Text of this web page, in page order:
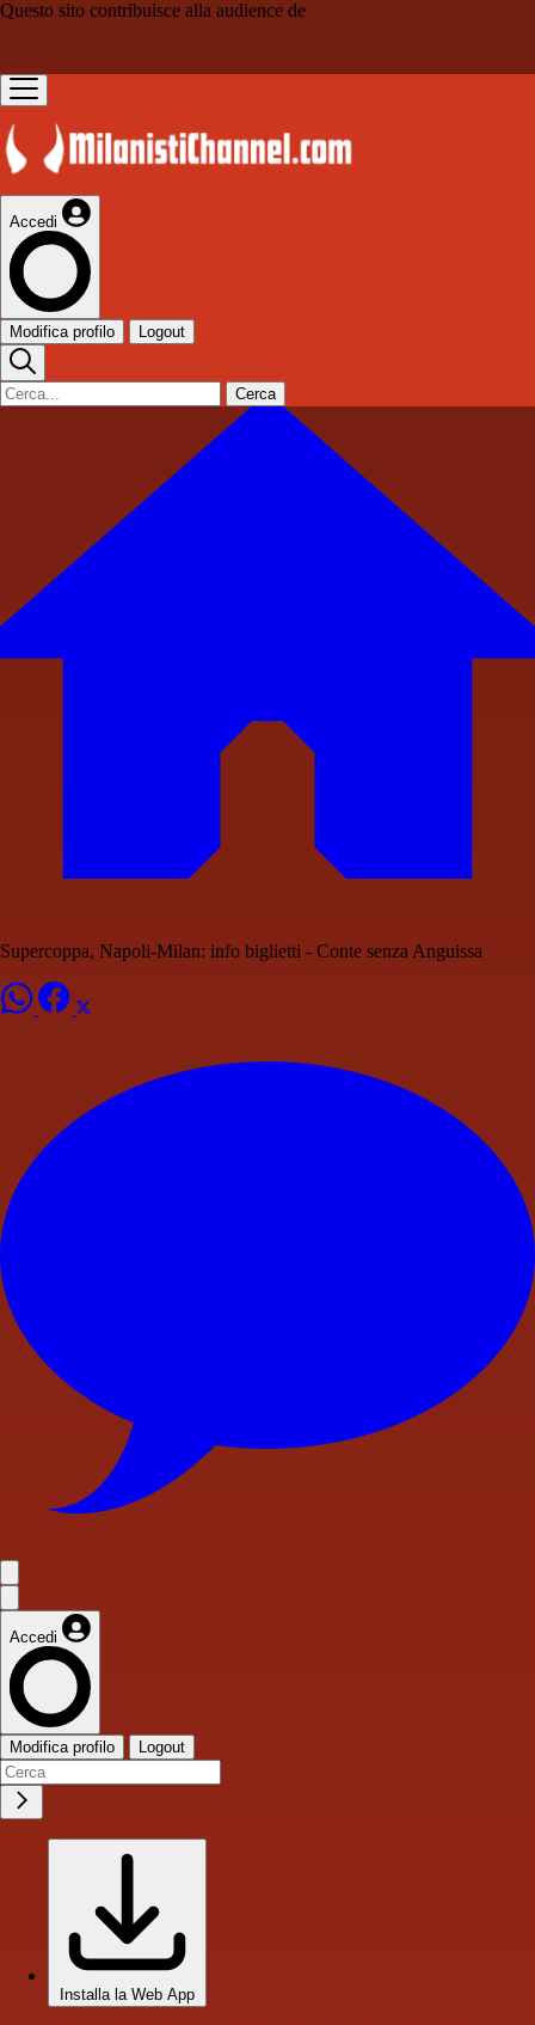
Questo sito contribuisce alla audience de
Accedi
Modifica profilo Logout
Cerca
Supercoppa, Napoli-Milan: info biglietti - Conte senza Anguissa
Accedi
Modifica profilo Logout
Installa la Web App